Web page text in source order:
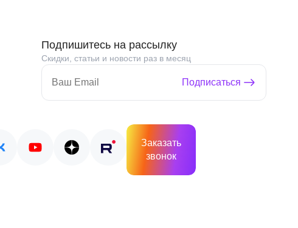
Подпишитесь на рассылку
Скидки, статьи и новости раз в месяц
Подписаться
Заказать
звонок